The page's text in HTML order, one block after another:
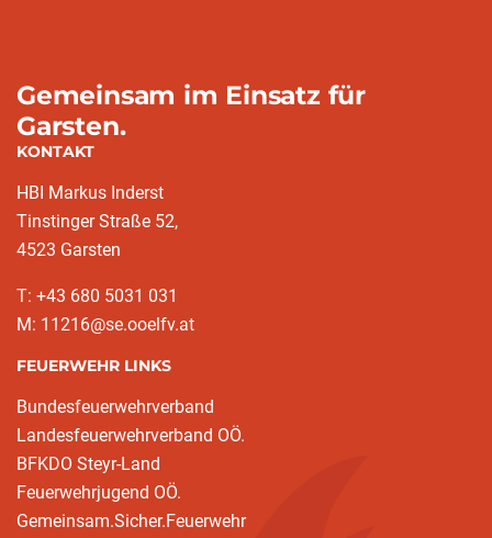
Gemeinsam im Einsatz für
Garsten.
KONTAKT
HBI Markus Inderst
Tinstinger Straße 52,
4523 Garsten
T: +43 680 5031 031
M: 11216@se.ooelfv.at
FEUERWEHR LINKS
Bundesfeuerwehrverband
Landesfeuerwehrverband OÖ.
BFKDO Steyr-Land
Feuerwehrjugend OÖ.
Gemeinsam.Sicher.Feuerwehr